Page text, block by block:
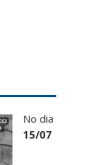
No dia
15/07